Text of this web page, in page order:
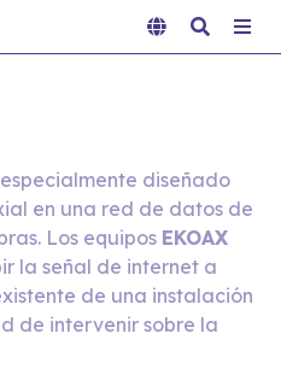
diseñado
en una red de datos de
Los equipos EKOAX
la señal de internet a
de una instalación
de intervenir sobre la